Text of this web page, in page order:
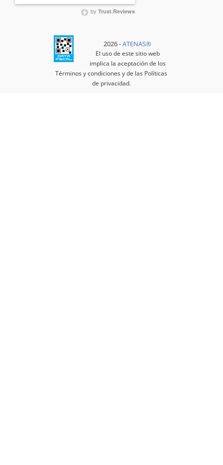
by Trust.Reviews
2026 -ATENAS®️
El uso de este sitio web
implica la aceptación de los
Términos y condicionesy de las Políticas
de privacidad.